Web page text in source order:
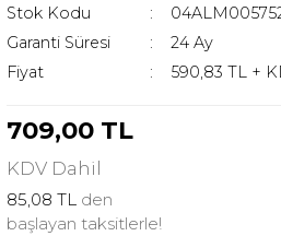
Stok Kodu
Garanti Süresi
24 Ay
Fiyat
590,83 TL +
709,00 TL
KDV Dahil
85,08 TL den
başlayan taksitlerle!